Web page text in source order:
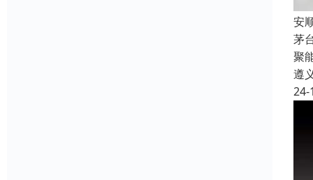
安
茅
聚
遵
24-